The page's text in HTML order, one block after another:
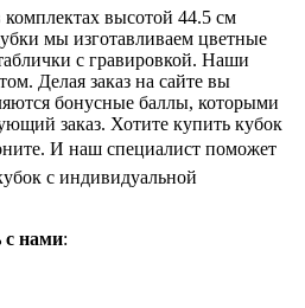
высотой 44.5 см
мы изготавливаем цветные
с гравировкой. Наши
Делая заказ на сайте вы
бонусные баллы, которыми
заказ. Хотите купить кубок
И наш специалист поможет
с индивидуальной
с нами: